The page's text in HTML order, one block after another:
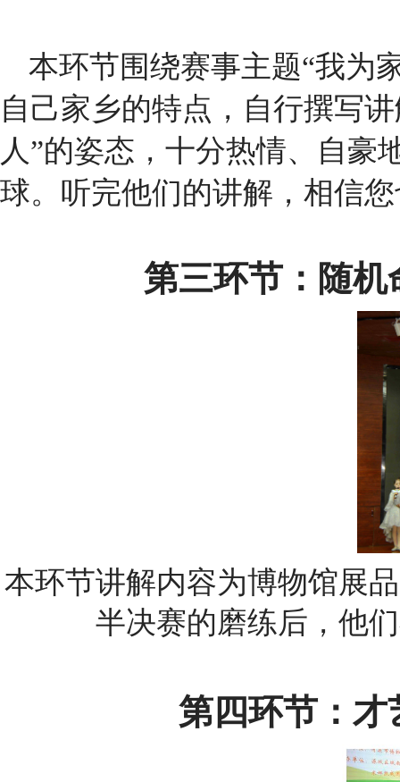
本环节围绕赛事主题“我为
自己家乡的特点，自行撰写
人”的姿态，十分热情、自豪
球。听完他们的讲解，相信
第三环节：随机
本环节讲解内容为博物馆展
半决赛的磨练后，他
第四环节：才